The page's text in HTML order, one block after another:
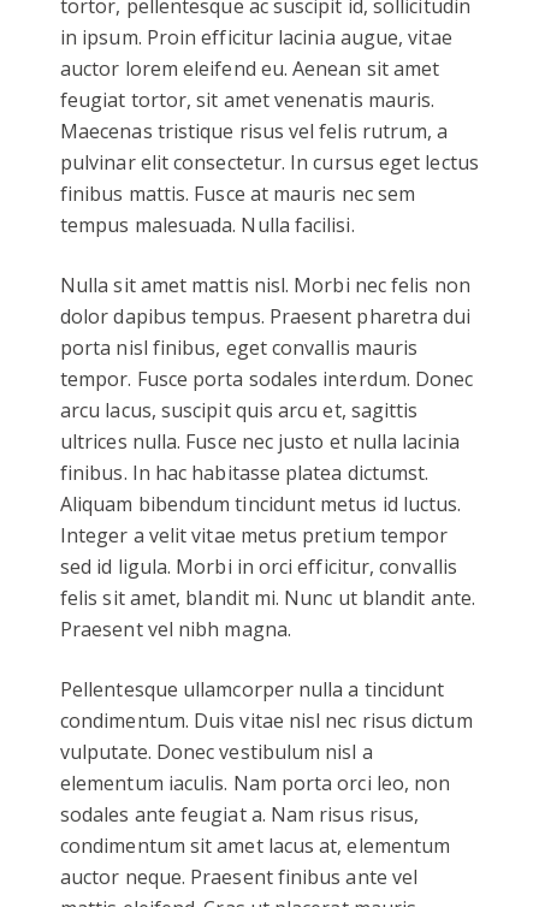
tortor, pellentesque ac suscipit id, sollicitudin
in ipsum. Proin efficitur lacinia augue, vitae
auctor lorem eleifend eu. Aenean sit amet
feugiat tortor, sit amet venenatis mauris.
Maecenas tristique risus vel felis rutrum, a
pulvinar elit consectetur. In cursus eget lectus
finibus mattis. Fusce at mauris nec sem
tempus malesuada. Nulla facilisi.
Nulla sit amet mattis nisl. Morbi nec felis non
dolor dapibus tempus. Praesent pharetra dui
porta nisl finibus, eget convallis mauris
tempor. Fusce porta sodales interdum. Donec
arcu lacus, suscipit quis arcu et, sagittis
ultrices nulla. Fusce nec justo et nulla lacinia
finibus. In hac habitasse platea dictumst.
Aliquam bibendum tincidunt metus id luctus.
Integer a velit vitae metus pretium tempor
sed id ligula. Morbi in orci efficitur, convallis
felis sit amet, blandit mi. Nunc ut blandit ante.
Praesent vel nibh magna.
Pellentesque ullamcorper nulla a tincidunt
condimentum. Duis vitae nisl nec risus dictum
vulputate. Donec vestibulum nisl a
elementum iaculis. Nam porta orci leo, non
sodales ante feugiat a. Nam risus risus,
condimentum sit amet lacus at, elementum
auctor neque. Praesent finibus ante vel